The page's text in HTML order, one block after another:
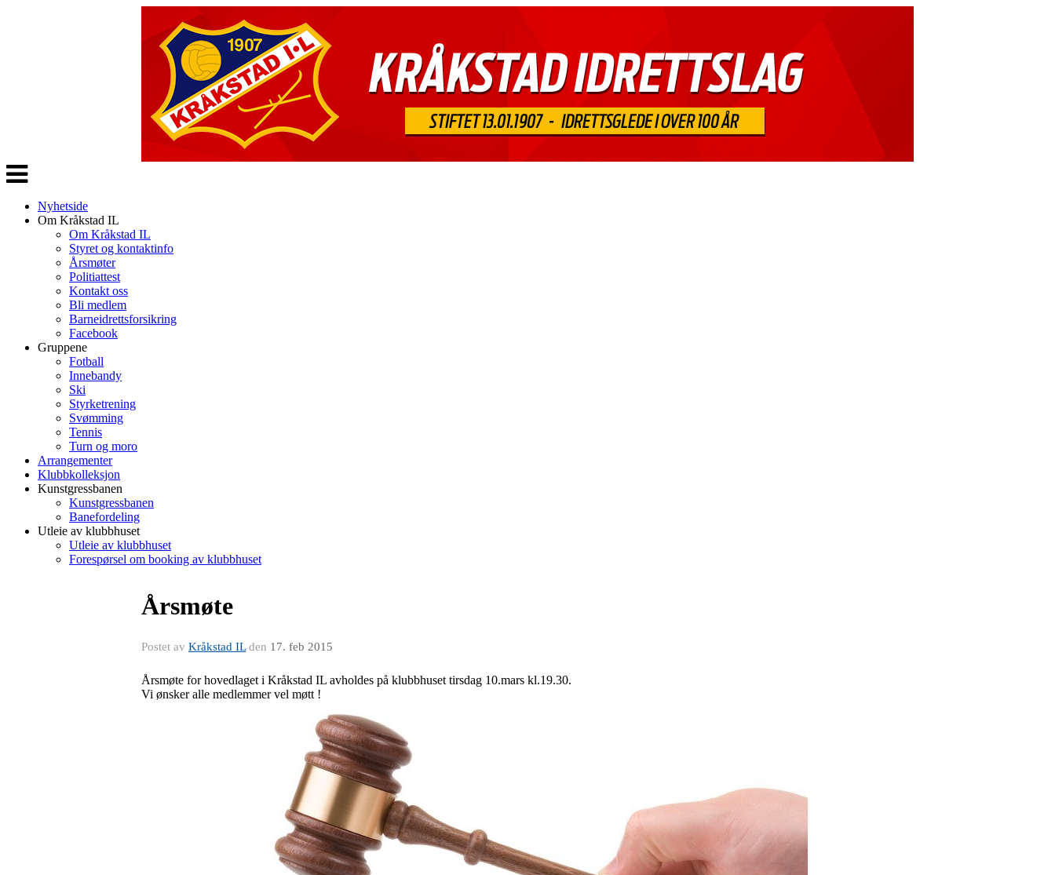
Veksle
navigasjon
Nyhetside
Om Kråkstad IL
Om Kråkstad IL
Styret og kontaktinfo
Årsmøter
Politiattest
Kontakt oss
Bli medlem
Barneidrettsforsikring
Facebook
Gruppene
Fotball
Innebandy
Ski
Styrketrening
Svømming
Tennis
Turn og moro
Arrangementer
Klubbkolleksjon
Kunstgressbanen
Kunstgressbanen
Banefordeling
Utleie av klubbhuset
Utleie av klubbhuset
Forespørsel om booking av klubbhuset
Årsmøte
Postet av Kråkstad ILden 17. feb 2015
Årsmøte for hovedlaget i Kråkstad IL avholdes på klubbhuset tirsdag 10.mars kl.19.30.
Vi ønsker alle medlemmer vel møtt !